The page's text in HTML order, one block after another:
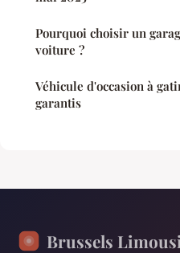
Pourquoi choisir un
voiture ?
Véhicule d'occasion à
garantis
Brussels